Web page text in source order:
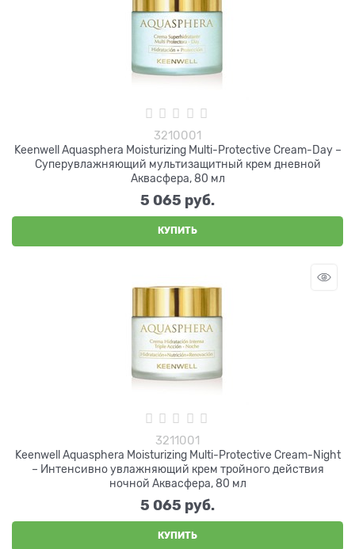
3210001
Keenwell Aquasphera Moisturizing Multi-Protective Cream-Day –
Суперувлажняющий мультизащитный крем дневной
Аквасфера, 80 мл
5 065 руб.
КУПИТЬ
3211001
Keenwell Aquasphera Moisturizing Multi-Protective Cream-Night
– Интенсивно увлажняющий крем тройного действия
ночной Аквасфера, 80 мл
5 065 руб.
КУПИТЬ